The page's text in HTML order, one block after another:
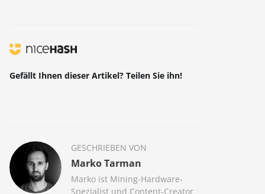
Gefällt Ihnen dieser Artikel? Teilen Sie ihn!
GESCHRIEBEN VON
Marko Tarman
Marko ist Mining-Hardware-
Spezialist und Content-Creator